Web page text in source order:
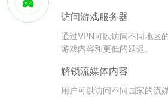
访问游戏服务器
通过VPN可以访问不同地区
游戏内容和更低的延迟。
解锁流媒体内容
用户可以访问不同国家的流